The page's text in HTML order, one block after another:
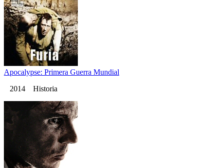
Apocalypse: Primera Guerra Mundial
2014 Historia